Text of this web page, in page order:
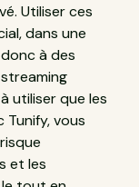
Utiliser ces
dans une
à des
utiliser que les
Tunify, vous
et les